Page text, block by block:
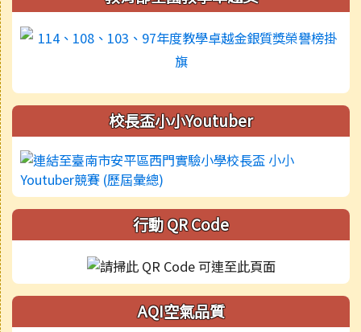
校長盃小小Youtuber
行動 QR Code
AQI空氣品質